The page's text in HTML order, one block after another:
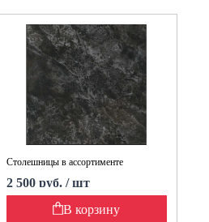
Столешницы в ассортименте
2 500 руб. / шт
В корзину